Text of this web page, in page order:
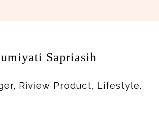
Sapriasih
Riview Product, Lifestyle.